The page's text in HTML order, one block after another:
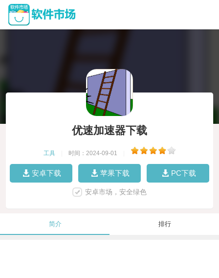
优速加速器下载
工具 时间：2024-09-01
安卓下载 苹果下载 PC下载
安卓市场，安全绿色
简介 排行